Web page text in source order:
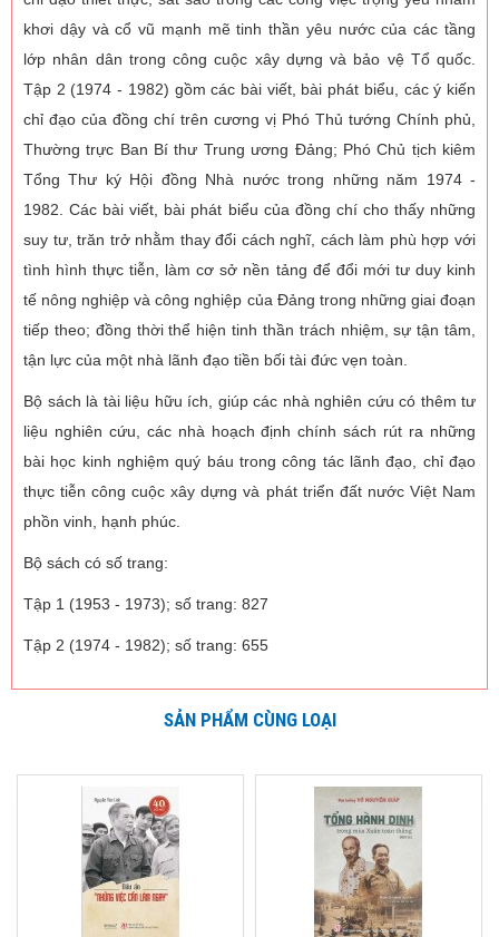
khơi dậy và cổ vũ mạnh mẽ tinh thần yêu nước của các tầng
lớp nhân dân trong công cuộc xây dựng và bảo vệ Tổ quốc.
Tập 2 (1974 - 1982) gồm các bài viết, bài phát biểu, các ý kiến
chỉ đạo của đồng chí trên cương vị Phó Thủ tướng Chính phủ,
Thường trực Ban Bí thư Trung ương Đảng; Phó Chủ tịch kiêm
Tổng Thư ký Hội đồng Nhà nước trong những năm 1974 -
1982. Các bài viết, bài phát biểu của đồng chí cho thấy những
suy tư, trăn trở nhằm thay đổi cách nghĩ, cách làm phù hợp với
tình hình thực tiễn, làm cơ sở nền tảng để đổi mới tư duy kinh
tế nông nghiệp và công nghiệp của Đảng trong những giai đoạn
tiếp theo; đồng thời thể hiện tinh thần trách nhiệm, sự tận tâm,
tận lực của một nhà lãnh đạo tiền bối tài đức vẹn toàn.
Bộ sách là tài liệu hữu ích, giúp các nhà nghiên cứu có thêm tư
liệu nghiên cứu, các nhà hoạch định chính sách rút ra những
bài học kinh nghiệm quý báu trong công tác lãnh đạo, chỉ đạo
thực tiễn công cuộc xây dựng và phát triển đất nước Việt Nam
phồn vinh, hạnh phúc.
Bộ sách có số trang:
Tập 1 (1953 - 1973); số trang: 827
Tập 2 (1974 - 1982); số trang: 655
SẢN PHẨM CÙNG LOẠI